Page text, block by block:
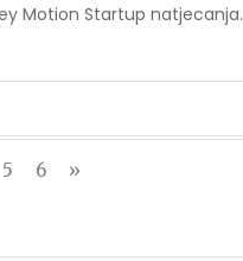
Motion Startup natjecanja.
5 6 »